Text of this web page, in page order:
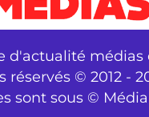
d'actualité médias
réservés © 2012 -
sont sous ©